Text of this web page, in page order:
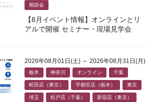
相談会
【8月イベント情報】オンラインとリ
アルで開催 セミナー・現場見学会
2026年08月01日(土) ～ 2026年08月31日(月)
栃木 神奈川 オンライン 千葉
町田店（東京） 宇都宮店（栃木） 東京
埼玉 松戸店（千葉） 新宿店（東京）